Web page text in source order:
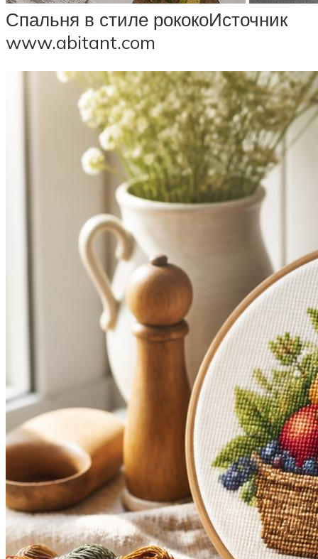
Спальня в стиле рококоИсточник
www.abitant.com